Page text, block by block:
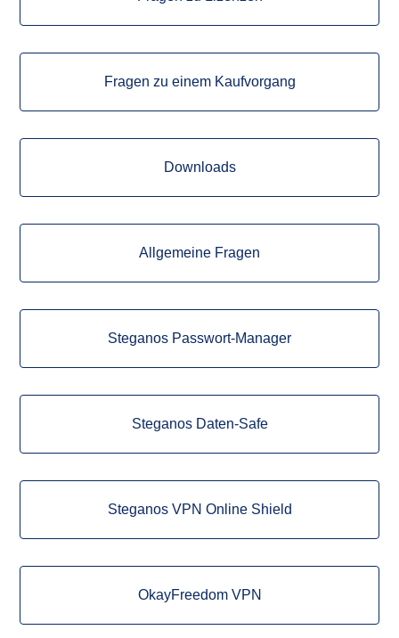
Fragen zu einem Kaufvorgang
Downloads
Allgemeine Fragen
Steganos Passwort-Manager
Steganos Daten-Safe
Steganos VPN Online Shield
OkayFreedom VPN